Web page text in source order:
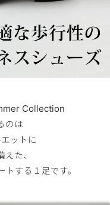
Collection
のは
ットに
た、
する１足です。